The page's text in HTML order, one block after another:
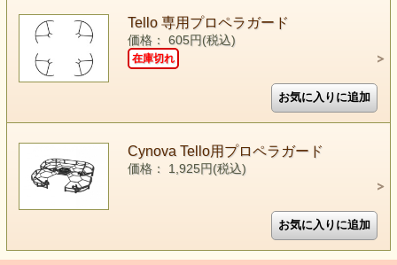
Tello 専用プロペラガード
価格： 605円(税込)
在庫切れ
Cynova Tello用プロペラガード
価格： 1,925円(税込)